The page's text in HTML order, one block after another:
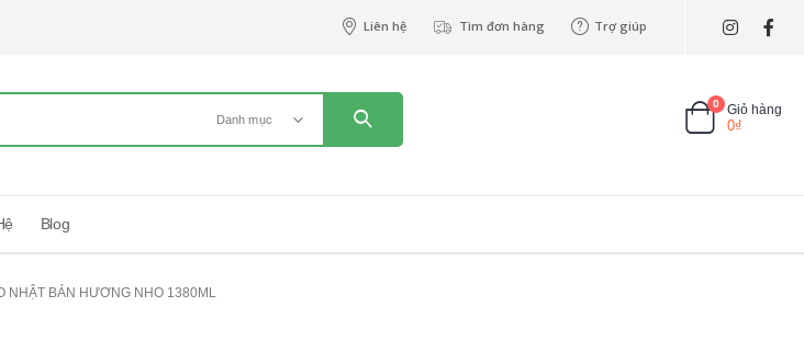
Liên hệ Tìm đơn hàng Trợ giúp
Danh mục
0 Giỏ hàng
0₫
Blog
NHẬT BẢN HƯƠNG NHO 1380ML